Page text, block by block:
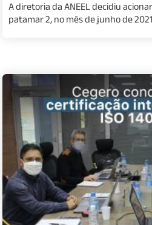
A diretoria da ANEEL decidiu
patamar 2, no mês de junho de